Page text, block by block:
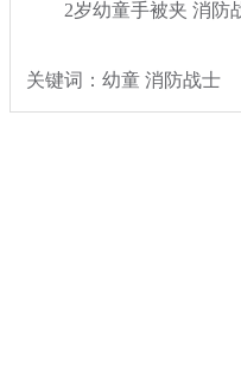
2岁幼童手被夹 消防
关键词：幼童 消防战士